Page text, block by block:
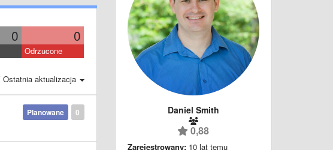
0 0
Odrzucone
Ostatnia aktualizacja
0
Planowane Daniel Smith
0,88
Zarejestrowany: 10 lat temu